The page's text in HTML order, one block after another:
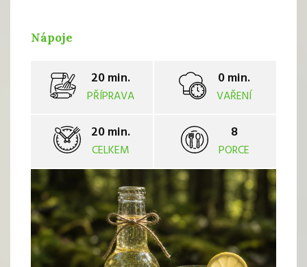
Nápoje
20 min.
PŘÍPRAVA
0 min.
VAŘENÍ
20 min.
CELKEM
8
PORCE